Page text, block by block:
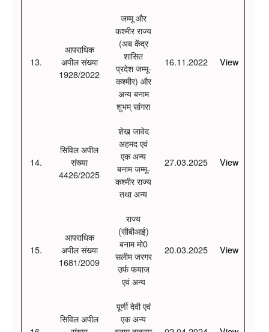
13.
आपराधिक
अपील संख्या
1928/2022
जम्मू और
कश्मीर राज्य
(अब केंद्र
शासित
प्रदेश जम्मू-
कश्मीर) और
अन्य बनाम
शुभम् सांगरा
16.11.2022 View
14.
सिविल अपील
संख्या
4426/2025
शेख जावेद
अहमद एवं
एक अन्य
बनाम जम्मू-
कश्मीर राज्य
तथा अन्य
27.03.2025 View
15.
आपराधिक
अपील संख्या
1681/2009
राज्य
(सीबीआई)
बनाम मो0
सलीम जरगर
उर्फ फयाज
एवं अन्य
20.03.2025 View
सिविल अपील
पूर्णी देवी एवं
एक अन्य